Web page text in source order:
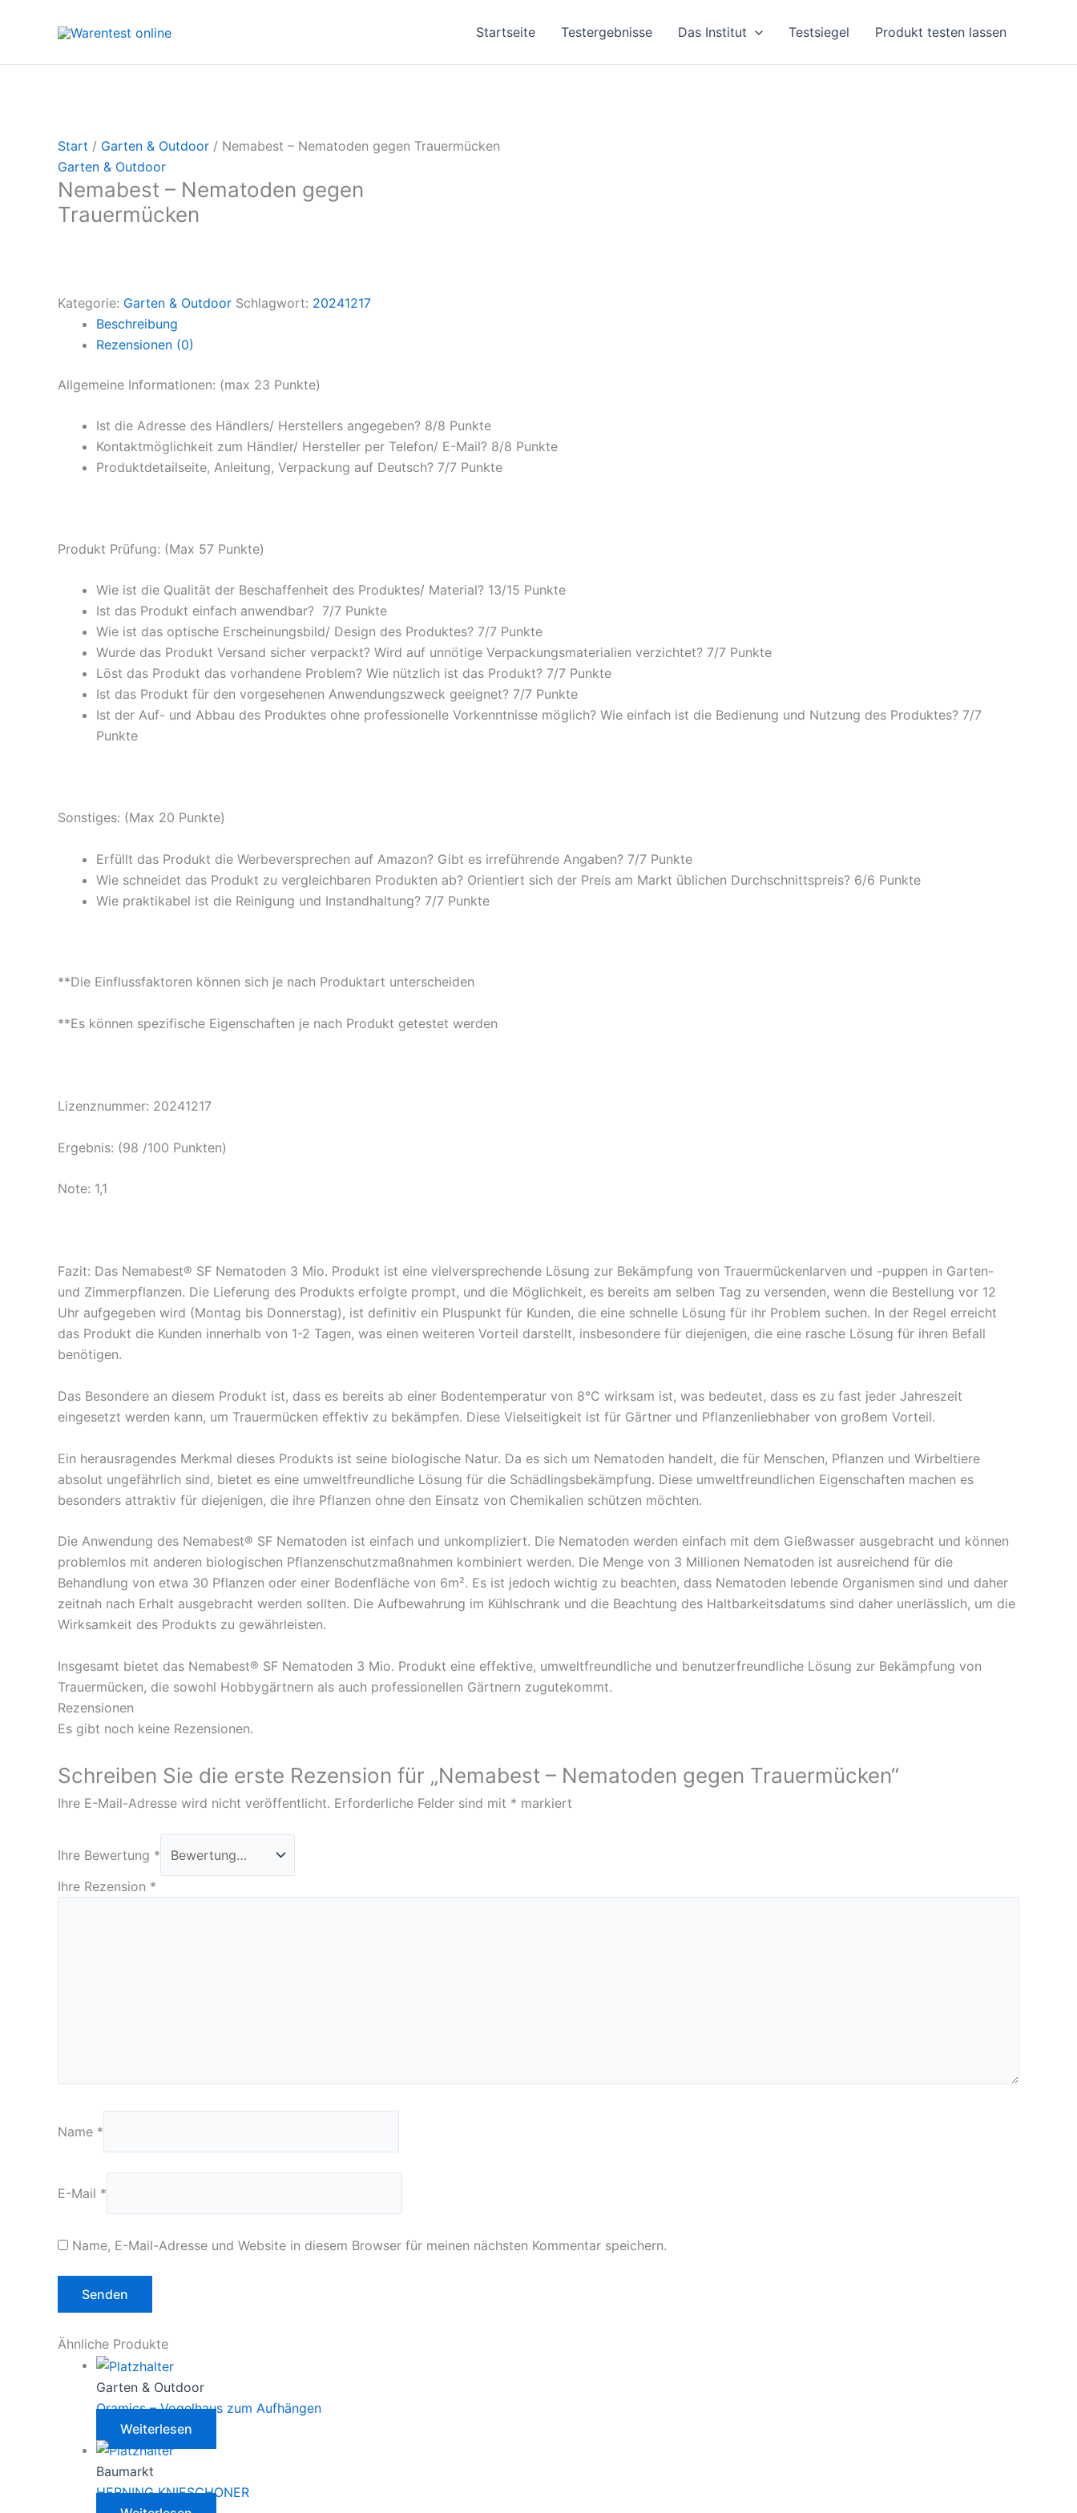
Startseite Testergebnisse Das Institut Testsiegel Produkt testen lassen
Start / Garten & Outdoor / Nemabest – Nematoden gegen Trauermücken
Garten & Outdoor
Nemabest – Nematoden gegen
Trauermücken
Kategorie: Garten & Outdoor Schlagwort: 20241217
Beschreibung
Rezensionen (0)
Allgemeine Informationen: (max 23 Punkte)
Ist die Adresse des Händlers/ Herstellers angegeben? 8/8 Punkte
Kontaktmöglichkeit zum Händler/ Hersteller per Telefon/ E-Mail? 8/8 Punkte
Produktdetailseite, Anleitung, Verpackung auf Deutsch? 7/7 Punkte
Produkt Prüfung: (Max 57 Punkte)
Wie ist die Qualität der Beschaffenheit des Produktes/ Material? 13/15 Punkte
Ist das Produkt einfach anwendbar? 7/7 Punkte
Wie ist das optische Erscheinungsbild/ Design des Produktes? 7/7 Punkte
Wurde das Produkt Versand sicher verpackt? Wird auf unnötige Verpackungsmaterialien verzichtet? 7/7 Punkte
Löst das Produkt das vorhandene Problem? Wie nützlich ist das Produkt? 7/7 Punkte
Ist das Produkt für den vorgesehenen Anwendungszweck geeignet? 7/7 Punkte
Ist der Auf- und Abbau des Produktes ohne professionelle Vorkenntnisse möglich? Wie einfach ist die Bedienung und Nutzung des Produktes? 7/7
Punkte
Sonstiges: (Max 20 Punkte)
Erfüllt das Produkt die Werbeversprechen auf Amazon? Gibt es irreführende Angaben? 7/7 Punkte
Wie schneidet das Produkt zu vergleichbaren Produkten ab? Orientiert sich der Preis am Markt üblichen Durchschnittspreis? 6/6 Punkte
Wie praktikabel ist die Reinigung und Instandhaltung? 7/7 Punkte
**Die Einflussfaktoren können sich je nach Produktart unterscheiden
**Es können spezifische Eigenschaften je nach Produkt getestet werden
Lizenznummer: 20241217
Ergebnis: (98 /100 Punkten)
Note: 1,1
Fazit: Das Nemabest® SF Nematoden 3 Mio. Produkt ist eine vielversprechende Lösung zur Bekämpfung von Trauermückenlarven und -puppen in Garten-
und Zimmerpflanzen. Die Lieferung des Produkts erfolgte prompt, und die Möglichkeit, es bereits am selben Tag zu versenden, wenn die Bestellung vor 12
Uhr aufgegeben wird (Montag bis Donnerstag), ist definitiv ein Pluspunkt für Kunden, die eine schnelle Lösung für ihr Problem suchen. In der Regel erreicht
das Produkt die Kunden innerhalb von 1-2 Tagen, was einen weiteren Vorteil darstellt, insbesondere für diejenigen, die eine rasche Lösung für ihren Befall
benötigen.
Das Besondere an diesem Produkt ist, dass es bereits ab einer Bodentemperatur von 8°C wirksam ist, was bedeutet, dass es zu fast jeder Jahreszeit
eingesetzt werden kann, um Trauermücken effektiv zu bekämpfen. Diese Vielseitigkeit ist für Gärtner und Pflanzenliebhaber von großem Vorteil.
Ein herausragendes Merkmal dieses Produkts ist seine biologische Natur. Da es sich um Nematoden handelt, die für Menschen, Pflanzen und Wirbeltiere
absolut ungefährlich sind, bietet es eine umweltfreundliche Lösung für die Schädlingsbekämpfung. Diese umweltfreundlichen Eigenschaften machen es
besonders attraktiv für diejenigen, die ihre Pflanzen ohne den Einsatz von Chemikalien schützen möchten.
Die Anwendung des Nemabest® SF Nematoden ist einfach und unkompliziert. Die Nematoden werden einfach mit dem Gießwasser ausgebracht und können
problemlos mit anderen biologischen Pflanzenschutzmaßnahmen kombiniert werden. Die Menge von 3 Millionen Nematoden ist ausreichend für die
Behandlung von etwa 30 Pflanzen oder einer Bodenfläche von 6m². Es ist jedoch wichtig zu beachten, dass Nematoden lebende Organismen sind und daher
zeitnah nach Erhalt ausgebracht werden sollten. Die Aufbewahrung im Kühlschrank und die Beachtung des Haltbarkeitsdatums sind daher unerlässlich, um die
Wirksamkeit des Produkts zu gewährleisten.
Insgesamt bietet das Nemabest® SF Nematoden 3 Mio. Produkt eine effektive, umweltfreundliche und benutzerfreundliche Lösung zur Bekämpfung von
Trauermücken, die sowohl Hobbygärtnern als auch professionellen Gärtnern zugutekommt.
Rezensionen
Es gibt noch keine Rezensionen.
Schreiben Sie die erste Rezension für „Nemabest – Nematoden gegen Trauermücken“
Ihre E-Mail-Adresse wird nicht veröffentlicht. Erforderliche Felder sind mit * markiert
Ihre Bewertung *
Ihre Rezension *
Name *
E-Mail *
Name, E-Mail-Adresse und Website in diesem Browser für meinen nächsten Kommentar speichern.
Ähnliche Produkte
Garten & Outdoor
Oramics – Vogelhaus zum Aufhängen
Weiterlesen
Baumarkt
HERNING KNIESCHONER